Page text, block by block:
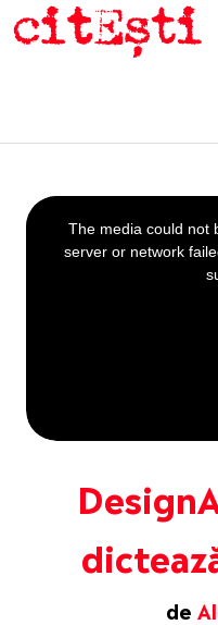
de
This
is
a
The media could not
server or network